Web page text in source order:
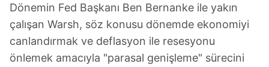
Dönemin Fed Başkanı Ben Bernanke ile yakın
çalışan Warsh, söz konusu dönemde ekonomiyi
canlandırmak ve deflasyon ile resesyonu
önlemek amacıyla "parasal genişleme" sürecini